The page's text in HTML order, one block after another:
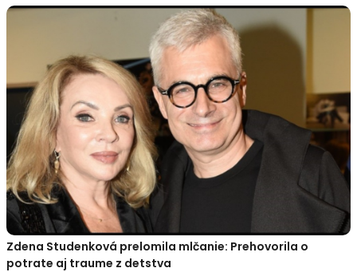
Zdena Studenková prelomila mlčanie: Prehovorila o
potrate aj traume z detstva